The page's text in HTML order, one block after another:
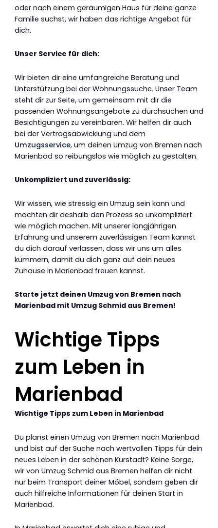
oder nach einem geräumigen Haus für deine ganze
Familie suchst, wir haben das richtige Angebot für
dich.
Unser Service für dich:
Wir bieten dir eine umfangreiche Beratung und
Unterstützung bei der Wohnungssuche. Unser Team
steht dir zur Seite, um gemeinsam mit dir die
passenden Wohnungsangebote zu durchsuchen und
Besichtigungen zu vereinbaren. Wir helfen dir auch
bei der Vertragsabwicklung und dem
Umzugsservice, um deinen Umzug von Bremen nach
Marienbad so reibungslos wie möglich zu gestalten.
Unkompliziert und zuverlässig:
Wir wissen, wie stressig ein Umzug sein kann und
möchten dir deshalb den Prozess so unkompliziert
wie möglich machen. Mit unserer langjährigen
Erfahrung und unserem zuverlässigen Team kannst
du dich darauf verlassen, dass wir uns um alles
kümmern, damit du dich ganz auf dein neues
Zuhause in Marienbad freuen kannst.
Starte jetzt deinen Umzug von Bremen nach
Marienbad mit Umzug Schmid aus Bremen!
Wichtige Tipps
zum Leben in
Marienbad
Wichtige Tipps zum Leben in Marienbad
Du planst einen Umzug von Bremen nach Marienbad
und bist auf der Suche nach wertvollen Tipps für dein
neues Leben in der schönen Kurstadt? Keine Sorge,
wir von Umzug Schmid aus Bremen helfen dir nicht
nur beim Transport deiner Möbel, sondern geben dir
auch hilfreiche Informationen für deinen Start in
Marienbad.